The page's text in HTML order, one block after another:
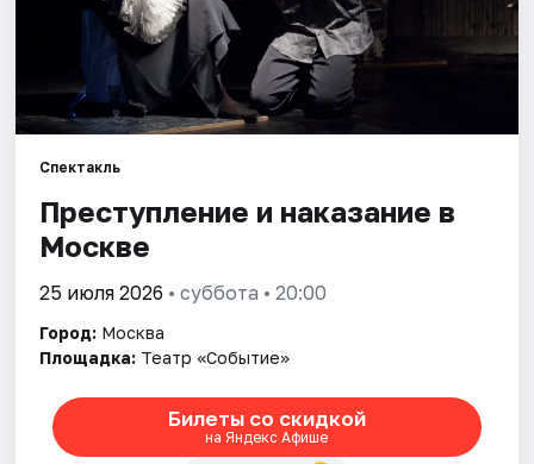
События
Площадки
Артисты
Спектакль
Преступление и наказание в
Москве
25 июля 2026 • суббота • 20:00
Город: Москва
Площадка: Театр «Событие»
Билеты со скидкой
на Яндекс Афише